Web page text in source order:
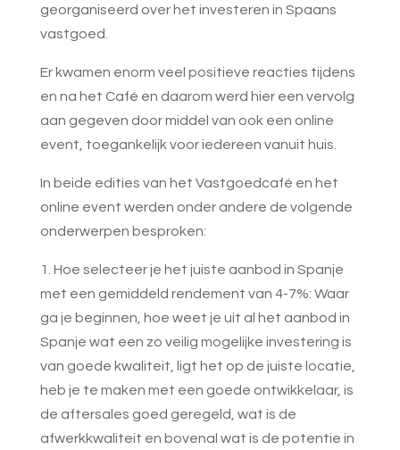
georganiseerd over het investeren in Spaans
vastgoed.
Er kwamen enorm veel positieve reacties tijdens
en na het Café en daarom werd hier een vervolg
aan gegeven door middel van ook een online
event, toegankelijk voor iedereen vanuit huis.
In beide edities van het Vastgoedcafé en het
online event werden onder andere de volgende
onderwerpen besproken:
1. Hoe selecteer je het juiste aanbod in Spanje
met een gemiddeld rendement van 4-7%: Waar
ga je beginnen, hoe weet je uit al het aanbod in
Spanje wat een zo veilig mogelijke investering is
van goede kwaliteit, ligt het op de juiste locatie,
heb je te maken met een goede ontwikkelaar, is
de aftersales goed geregeld, wat is de
afwerkkwaliteit en bovenal wat is de potentie in